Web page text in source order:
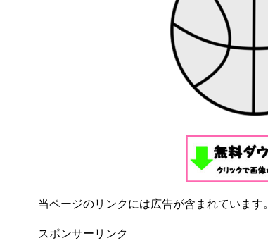
当ページのリンクには広告が含まれています。
スポンサーリンク